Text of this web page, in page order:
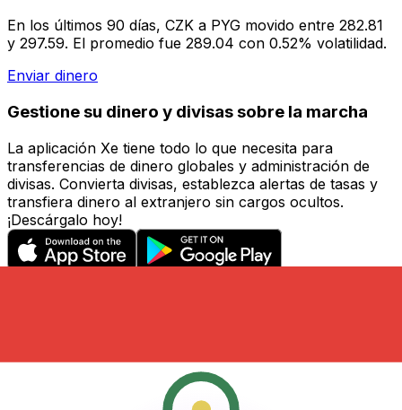
En los últimos 90 días, CZK a PYG movido entre 282.81
y 297.59. El promedio fue 289.04 con 0.52% volatilidad.
Enviar dinero
Gestione su dinero y divisas sobre la marcha
La aplicación Xe tiene todo lo que necesita para
transferencias de dinero globales y administración de
divisas. Convierta divisas, establezca alertas de tasas y
transfiera dinero al extranjero sin cargos ocultos.
¡Descárgalo hoy!